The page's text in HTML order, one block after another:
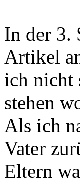
In der 3.
Artikel
ich nicht
stehen
Als ich
Vater
Eltern